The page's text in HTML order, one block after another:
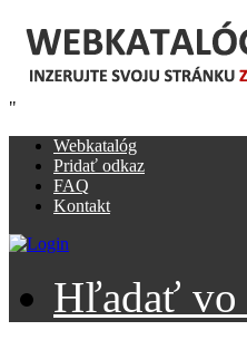
"
Webkatalóg
Pridať odkaz
FAQ
Kontakt
Hľadať vo